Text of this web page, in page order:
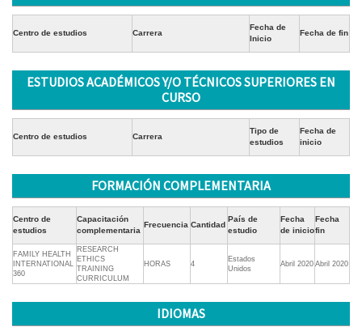
Centro de estudios Carrera
Fecha de
Inicio
Fecha de fin
ESTUDIOS ACADÉMICOS Y/O TÉCNICOS SUPERIORES EN
CURSO
Centro de estudios Carrera
Tipo de
estudios
Fecha de
inicio
FORMACIÓN COMPLEMENTARIA
Centro de
estudios
Capacitación
complementaria
Frecuencia Cantidad
País de
estudio
Fecha
de inicio
Fecha
fin
FAMILY HEALTH
INTERNATIONAL
360
RESEARCH
ETHICS
TRAINING
CURRICULUM
HORAS 4
Estados
Unidos
Abril 2020 Abril 2020
IDIOMAS